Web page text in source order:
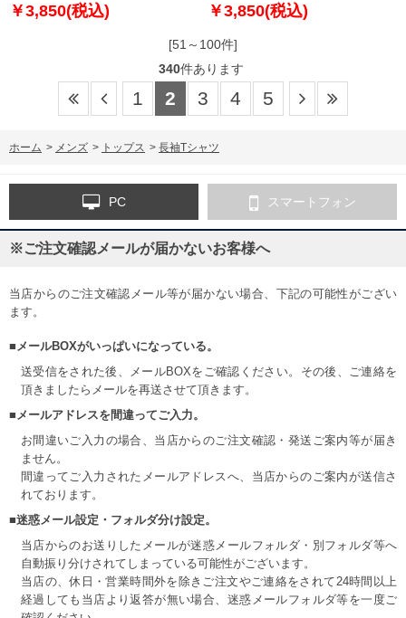
ー杢 1278-5370-1 3L 4L 5L 6L
￥3,850(税込)
ン 1278-5370-3 3L 4L 5L 6L 7L
￥3,850(税込)
[51～100件]
340件あります
1 2 3 4 5
ホーム > メンズ > トップス > 長袖Tシャツ
PC スマートフォン
※ご注文確認メールが届かないお客様へ
当店からのご注文確認メール等が届かない場合、下記の可能性がござい
ます。
■メールBOXがいっぱいになっている。
送受信をされた後、メールBOXをご確認ください。その後、ご連絡を
頂きましたらメールを再送させて頂きます。
■メールアドレスを間違ってご入力。
お間違いご入力の場合、当店からのご注文確認・発送ご案内等が届き
ません。
間違ってご入力されたメールアドレスへ、当店からのご案内が送信さ
れております。
■迷惑メール設定・フォルダ分け設定。
当店からのお送りしたメールが迷惑メールフォルダ・別フォルダ等へ
自動振り分けされてしまっている可能性がございます。
当店の、休日・営業時間外を除きご注文やご連絡をされて24時間以上
経過しても当店より返答が無い場合、迷惑メールフォルダ等を一度ご